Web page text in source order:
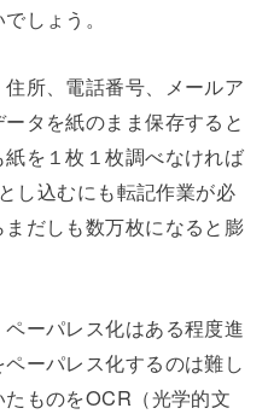
しょう。
所、電話番号、メールア
タを紙のまま保存すると
を１枚１枚調べなければ
し込むにも転記作業が必
だしも数万枚になると膨
ーパレス化はある程度進
ーパレス化するのは難し
ものをOCR（光学的文